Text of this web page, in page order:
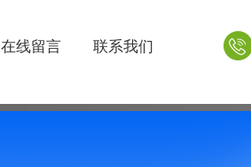
在线留言 联系我们